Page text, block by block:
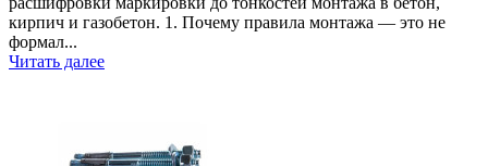
кирпич и газобетон. 1. Почему правила монтажа — это не
формал...
Читать далее